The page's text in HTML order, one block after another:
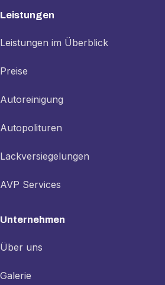
Leistungen
Leistungen im Überblick
Preise
Autoreinigung
Autopolituren
Lackversiegelungen
AVP Services
Unternehmen
Über uns
Galerie